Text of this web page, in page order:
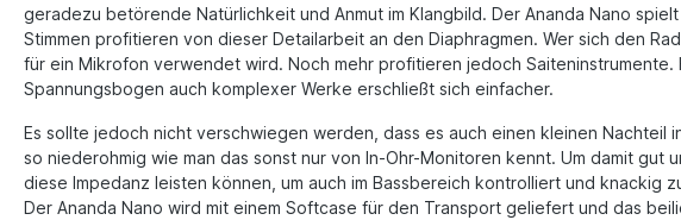
geradezu betörende Natürlichkeit und Anmut im Klangbild. Der Ananda Nano
Stimmen profitieren von dieser Detailarbeit an den Diaphragmen. Wer sich den
für ein Mikrofon verwendet wird. Noch mehr profitieren jedoch
Spannungsbogen auch komplexer Werke erschließt sich einfacher.
Es sollte jedoch nicht verschwiegen werden, dass es auch einen kleinen Nachteil
so niederohmig wie man das sonst nur von In-Ohr-Monitoren kennt. Um damit
diese Impedanz leisten können, um auch im Bassbereich kontrolliert und
Der Ananda Nano wird mit einem Softcase für den Transport geliefert und das